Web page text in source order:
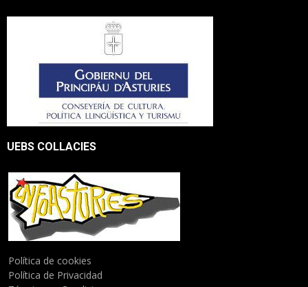
UEBS COLLACIES
Política de cookies
Política de Privacidad